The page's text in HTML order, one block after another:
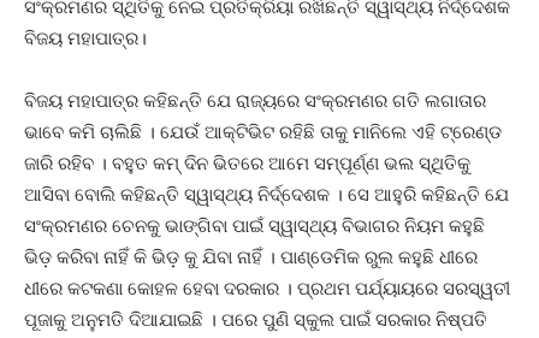
ସଂକ୍ରମଣର ସ୍ଥିତିକୁ ନେଇ ପ୍ରତିକ୍ରିୟା ରଖିଛନ୍ତି ସ୍ୱାସ୍ଥ୍ୟ ନିର୍ଦ୍ଦେଶକ
ବିଜୟ ମହାପାତ୍ର।
ବିଜୟ ମହାପାତ୍ର କହିଛନ୍ତି ଯେ ରାଜ୍ୟରେ ସଂକ୍ରମଣର ଗତି ଲଗାତାର
ଭାବେ କମି ଚାଲିଛି । ଯେଉଁ ଆକ୍ଟିଭିଟ ରହିଛି ତାକୁ ମାନିଲେ ଏହି ଟ୍ରେଣ୍ଡ
ଜାରି ରହିବ । ବହୁତ କମ୍ ଦିନ ଭିତରେ ଆମେ ସମ୍ପୂର୍ଣ୍ଣ ଭଲ ସ୍ଥିତିକୁ
ଆସିବା ବୋଲି କହିଛନ୍ତି ସ୍ୱାସ୍ଥ୍ୟ ନିର୍ଦ୍ଦେଶକ । ସେ ଆହୁରି କହିଛନ୍ତି ଯେ
ସଂକ୍ରମଣର ଚେନକୁ ଭାଙ୍ଗିବା ପାଇଁ ସ୍ୱାସ୍ଥ୍ୟ ବିଭାଗର ନିୟମ କହୁଛି
ଭିଡ଼ କରିବା ନାହିଁ କି ଭିଡ଼ କୁ ଯିବା ନାହିଁ । ପାଣ୍ଡେମିକ ରୁଲ କହୁଛି ଧୀରେ
ଧୀରେ କଟକଣା କୋହଳ ହେବା ଦରକାର । ପ୍ରଥମ ପର୍ଯ୍ୟାୟରେ ସରସ୍ୱତୀ
ପୂଜାକୁ ଅନୁମତି ଦିଆଯାଇଛି । ପରେ ପୁଣି ସ୍କୁଲ ପାଇଁ ସରକାର ନିଷ୍ପତି